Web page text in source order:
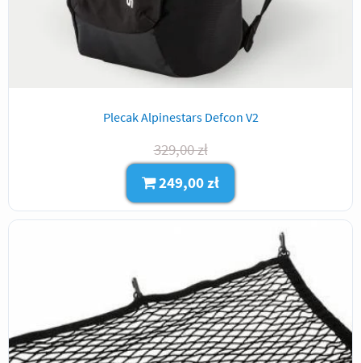
Plecak Alpinestars Defcon V2
329,00 zł
249,00 zł